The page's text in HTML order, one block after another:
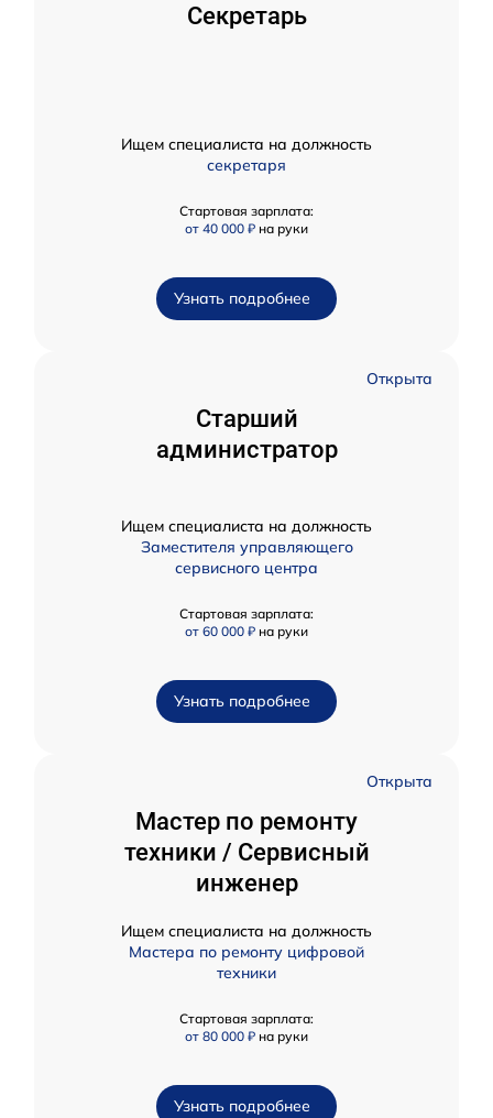
Секретарь
Ищем специалиста на должность
секретаря
Стартовая зарплата:
от 40 000 ₽ на руки
Узнать подробнее
Открыта
Старший
администратор
Ищем специалиста на должность
Заместителя управляющего
сервисного центра
Стартовая зарплата:
от 60 000 ₽ на руки
Узнать подробнее
Открыта
Мастер по ремонту
техники / Сервисный
инженер
Ищем специалиста на должность
Мастера по ремонту цифровой
техники
Стартовая зарплата:
от 80 000 ₽ на руки
Узнать подробнее